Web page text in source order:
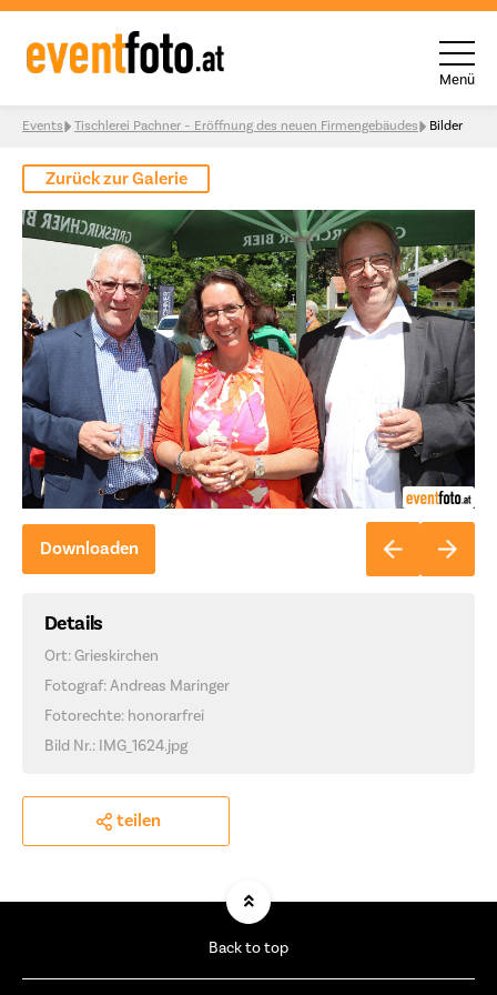
Skip to content
Menü
Events Tischlerei Pachner – Eröffnung des neuen Firmengebäudes Bilder
Zurück zur Galerie
Downloaden
Details
Ort: Grieskirchen
Fotograf: Andreas Maringer
Fotorechte: honorarfrei
Bild Nr.: IMG_1624.jpg
teilen
Back to top